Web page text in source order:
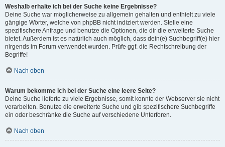
Weshalb erhalte ich bei der Suche keine Ergebnisse?
Deine Suche war möglicherweise zu allgemein gehalten und enthielt zu viele
gängige Wörter, welche von phpBB nicht indiziert werden. Stelle eine
spezifischere Anfrage und benutze die Optionen, die dir die erweiterte Suche
bietet. Außerdem ist es natürlich auch möglich, dass dein(e) Suchbegriff(e) hier
nirgends im Forum verwendet wurden. Prüfe ggf. die Rechtschreibung der
Begriffe!
Nach oben
Warum bekomme ich bei der Suche eine leere Seite?
Deine Suche lieferte zu viele Ergebnisse, somit konnte der Webserver sie nicht
verarbeiten. Benutze die erweiterte Suche und gib spezifischere Suchbegriffe
ein oder beschränke die Suche auf verschiedene Unterforen.
Nach oben